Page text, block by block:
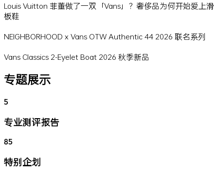
Louis Vuitton 菲董做了一双「Vans」？奢侈品为何开始爱上滑
板鞋
NEIGHBORHOOD x Vans OTW Authentic 44 2026 联名系列
Vans Classics 2-Eyelet Boat 2026 秋季新品
专题展示
5
专业测评报告
85
特别企划